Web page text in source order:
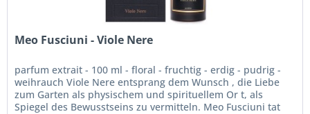
Meo Fusciuni - Viole Nere
parfum extrait - 100 ml - floral - fruchtig - erdig - pudrig -
weihrauch Viole Nere entsprang dem Wunsch , die Liebe
zum Garten als physischem und spirituellem Or t, als
Spiegel des Bewusstseins zu vermitteln. Meo Fusciuni tat